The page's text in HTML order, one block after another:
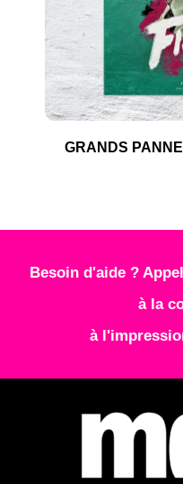
GRANDS
Besoin d'aide ?
à la
à